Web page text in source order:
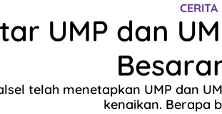
CERITA
UMP dan
telah menetapkan UMP dan
kenaikan. Berapa